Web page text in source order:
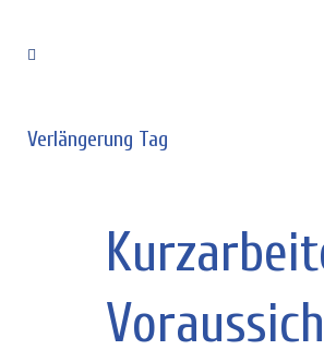
Verlängerung Tag